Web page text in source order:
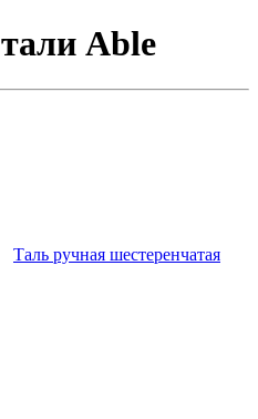
Able
Таль ручная шестеренчатая